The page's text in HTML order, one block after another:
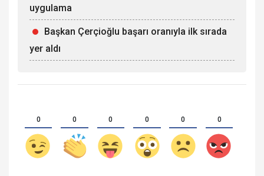
uygulama
Başkan Çerçioğlu başarı oranıyla ilk sırada
yer aldı
0 0 0 0 0 0